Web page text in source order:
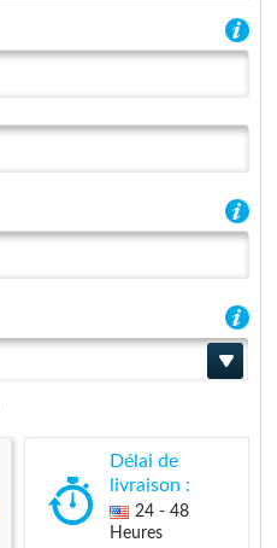
Délai de
livraison :
24 - 48
Heures